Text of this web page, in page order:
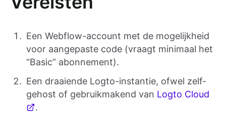
Een Webflow-account met de mogelijkheid
voor aangepaste code (vraagt minimaal het
“Basic” abonnement).
Een draaiende Logto-instantie, ofwel zelf-
gehost of gebruikmakend van Logto Cloud
.